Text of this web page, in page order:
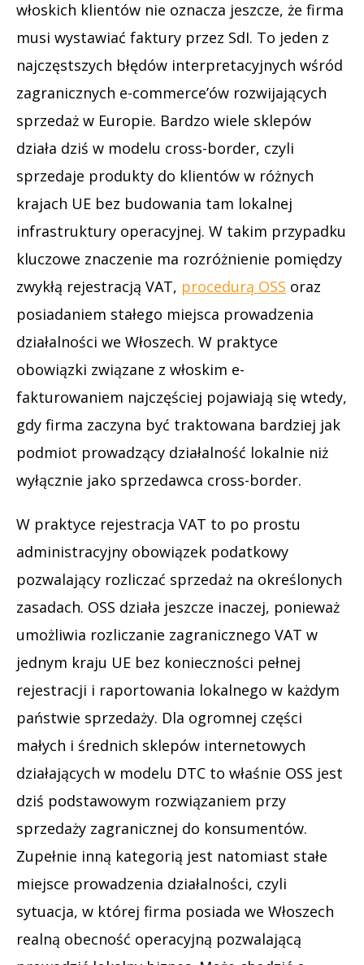
włoskich klientów nie oznacza jeszcze, że firma
musi wystawiać faktury przez SdI. To jeden z
najczęstszych błędów interpretacyjnych wśród
zagranicznych e-commerce’ów rozwijających
sprzedaż w Europie. Bardzo wiele sklepów
działa dziś w modelu cross-border, czyli
sprzedaje produkty do klientów w różnych
krajach UE bez budowania tam lokalnej
infrastruktury operacyjnej. W takim przypadku
kluczowe znaczenie ma rozróżnienie pomiędzy
zwykłą rejestracją VAT, procedurą OSS oraz
posiadaniem stałego miejsca prowadzenia
działalności we Włoszech. W praktyce
obowiązki związane z włoskim e-
fakturowaniem najczęściej pojawiają się wtedy,
gdy firma zaczyna być traktowana bardziej jak
podmiot prowadzący działalność lokalnie niż
wyłącznie jako sprzedawca cross-border.
W praktyce rejestracja VAT to po prostu
administracyjny obowiązek podatkowy
pozwalający rozliczać sprzedaż na określonych
zasadach. OSS działa jeszcze inaczej, ponieważ
umożliwia rozliczanie zagranicznego VAT w
jednym kraju UE bez konieczności pełnej
rejestracji i raportowania lokalnego w każdym
państwie sprzedaży. Dla ogromnej części
małych i średnich sklepów internetowych
działających w modelu DTC to właśnie OSS jest
dziś podstawowym rozwiązaniem przy
sprzedaży zagranicznej do konsumentów.
Zupełnie inną kategorią jest natomiast stałe
miejsce prowadzenia działalności, czyli
sytuacja, w której firma posiada we Włoszech
realną obecność operacyjną pozwalającą